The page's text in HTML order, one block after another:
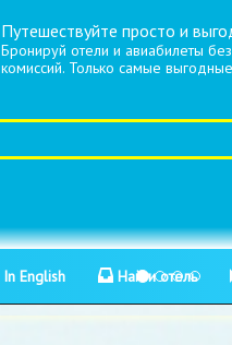
Путешествуйте просто и
Бронируй отели и авиабилеты
комиссий. Только самые
In English Найти отель